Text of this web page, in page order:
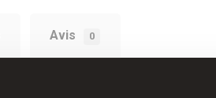
Avis 0